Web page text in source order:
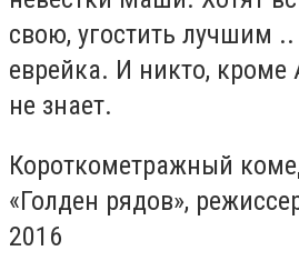
свою, угостить лучшим
еврейка. И никто, кроме
не знает.
Короткометражный
«Голден рядов»,
2016